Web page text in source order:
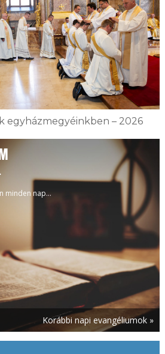
egyházmegyéinkben – 2026
minden nap...
Korábbi napi evangéliumok »